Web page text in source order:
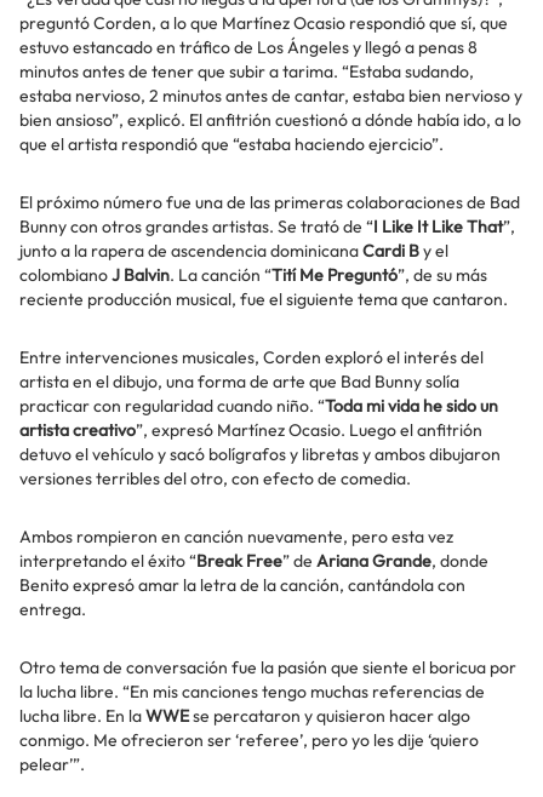
preguntó Corden, a lo que Martínez Ocasio respondió que sí, que
estuvo estancado en tráfico de Los Ángeles y llegó a penas 8
minutos antes de tener que subir a tarima. “Estaba sudando,
estaba nervioso, 2 minutos antes de cantar, estaba bien nervioso y
bien ansioso”, explicó. El anfitrión cuestionó a dónde había ido, a lo
que el artista respondió que “estaba haciendo ejercicio”.
El próximo número fue una de las primeras colaboraciones de Bad
Bunny con otros grandes artistas. Se trató de “I Like It Like That”,
junto a la rapera de ascendencia dominicanaCardi By el
colombianoJ Balvin. La canción “Tití Me Preguntó”, de su más
reciente producción musical, fue el siguiente tema que cantaron.
Entre intervenciones musicales, Corden exploró el interés del
artista en el dibujo, una forma de arte que Bad Bunny solía
practicar con regularidad cuando niño. “Toda mi vida he sido un
artista creativo”, expresó Martínez Ocasio. Luego el anfitrión
detuvo el vehículo y sacó bolígrafos y libretas y ambos dibujaron
versiones terribles del otro, con efecto de comedia.
Ambos rompieron en canción nuevamente, pero esta vez
interpretando el éxito “Break Free” de Ariana Grande, donde
Benito expresó amar la letra de la canción, cantándola con
entrega.
Otro tema de conversación fue la pasión que siente el boricua por
la lucha libre. “En mis canciones tengo muchas referencias de
lucha libre. En laWWEse percataron y quisieron hacer algo
conmigo. Me ofrecieron ser ‘referee’, pero yo les dije ‘quiero
pelear’”.